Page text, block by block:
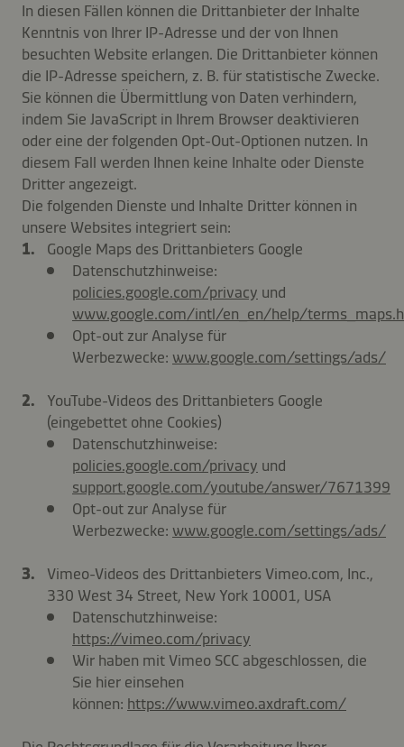
In diesen Fällen können die Drittanbieter der Inhalte
Kenntnis von Ihrer IP-Adresse und der von Ihnen
besuchten Website erlangen. Die Drittanbieter können
die IP-Adresse speichern, z. B. für statistische Zwecke.
Sie können die Übermittlung von Daten verhindern,
indem Sie JavaScript in Ihrem Browser deaktivieren
oder eine der folgenden Opt-Out-Optionen nutzen. In
diesem Fall werden Ihnen keine Inhalte oder Dienste
Dritter angezeigt.
Die folgenden Dienste und Inhalte Dritter können in
unsere Websites integriert sein:
Google Maps des Drittanbieters Google
Datenschutzhinweise:
policies.google.com/privacy und
www.google.com/intl/en_en/help/
Opt-out zur Analyse für
Werbezwecke: www.google.com/settings/ads/
YouTube-Videos des Drittanbieters Google
(eingebettet ohne Cookies)
Datenschutzhinweise:
policies.google.com/privacy und
support.google.com/youtube/answer/7671399
Opt-out zur Analyse für
Werbezwecke: www.google.com/settings/ads/
Vimeo-Videos des Drittanbieters Vimeo.com, Inc.,
330 West 34 Street, New York 10001, USA
Datenschutzhinweise:
https://vimeo.com/privacy
Wir haben mit Vimeo SCC abgeschlossen, die
Sie hier einsehen
können: https://www.vimeo.axdraft.com/